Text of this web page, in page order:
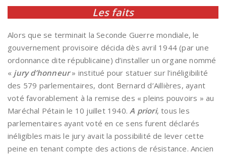
Les faits
Alors que se terminait la Seconde Guerre mondiale, le
gouvernement provisoire décida dès avril 1944 (par une
ordonnance dite républicaine) d’installer un organe nommé
« jury d’honneur» institué pour statuer sur l’inéligibilité
des 579 parlementaires, dont Bernard d’Aillières, ayant
voté favorablement à la remise des « pleins pouvoirs » au
Maréchal Pétain le 10 juillet 1940. A priori, tous les
parlementaires ayant voté en ce sens furent déclarés
inéligibles mais le jury avait la possibilité de lever cette
peine en tenant compte des actions de résistance. Ancien